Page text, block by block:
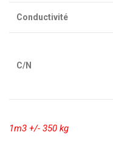
Conductivité
C/N
1m3 +/- 350 kg